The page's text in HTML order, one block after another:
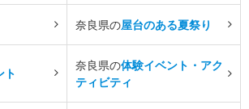
奈良県の屋台のある夏祭り
ト
奈良県の体験イベント・アク
ティビティ